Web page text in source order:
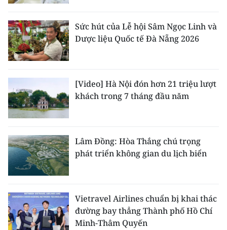
Sức hút của Lễ hội Sâm Ngọc Linh và
Dược liệu Quốc tế Đà Nẵng 2026
[Video] Hà Nội đón hơn 21 triệu lượt
khách trong 7 tháng đầu năm
Lâm Đồng: Hòa Thắng chú trọng
phát triển không gian du lịch biển
Vietravel Airlines chuẩn bị khai thác
đường bay thẳng Thành phố Hồ Chí
Minh-Thâm Quyến